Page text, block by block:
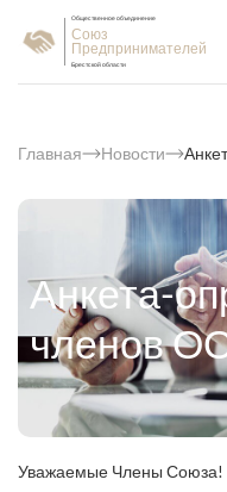
Общественное объединение
Союз
Предпринимателей
Брестской области
Главная Новости
Анкета-
членов
Уважаемые Члены Союза!